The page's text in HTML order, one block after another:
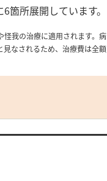
所展開しています。
我の治療に適用されます。病
なされるため、治療費は全額